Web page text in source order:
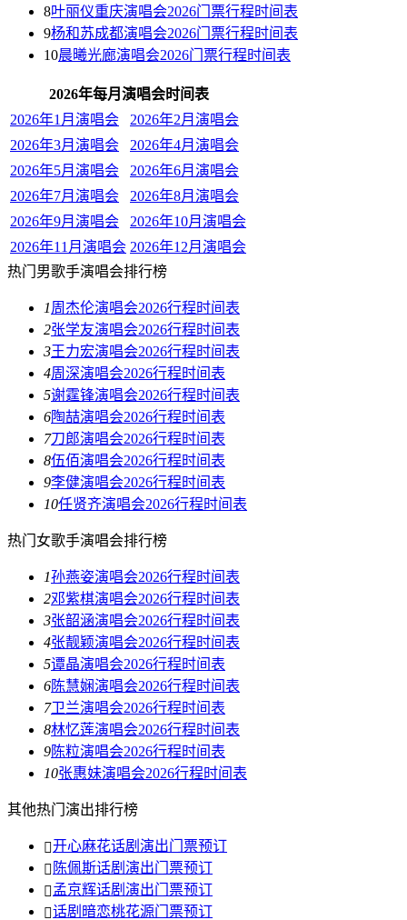
8叶丽仪重庆演唱会2026门票行程时间表
9杨和苏成都演唱会2026门票行程时间表
10晨曦光廊演唱会2026门票行程时间表
2026年每月演唱会时间表
2026年1月演唱会
2026年2月演唱会
2026年3月演唱会
2026年4月演唱会
2026年5月演唱会
2026年6月演唱会
2026年7月演唱会
2026年8月演唱会
2026年9月演唱会
2026年10月演唱会
2026年11月演唱会 2026年12月演唱会
热门男歌手演唱会排行榜
1周杰伦演唱会2026行程时间表
2张学友演唱会2026行程时间表
3王力宏演唱会2026行程时间表
4周深演唱会2026行程时间表
5谢霆锋演唱会2026行程时间表
6陶喆演唱会2026行程时间表
7刀郎演唱会2026行程时间表
8伍佰演唱会2026行程时间表
9李健演唱会2026行程时间表
10任贤齐演唱会2026行程时间表
热门女歌手演唱会排行榜
1孙燕姿演唱会2026行程时间表
2邓紫棋演唱会2026行程时间表
3张韶涵演唱会2026行程时间表
4张靓颖演唱会2026行程时间表
5谭晶演唱会2026行程时间表
6陈慧娴演唱会2026行程时间表
7卫兰演唱会2026行程时间表
8林忆莲演唱会2026行程时间表
9陈粒演唱会2026行程时间表
10张惠妹演唱会2026行程时间表
其他热门演出排行榜
开心麻花话剧演出门票预订
陈佩斯话剧演出门票预订
孟京辉话剧演出门票预订
话剧暗恋桃花源门票预订